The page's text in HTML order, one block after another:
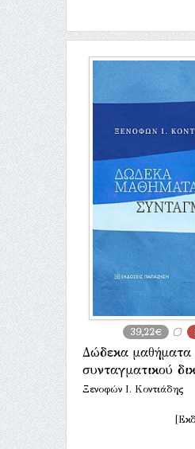
39,22€
Δώδεκα μαθήματα
συνταγματικού
Ξενοφών Ι. Κοντιάδης